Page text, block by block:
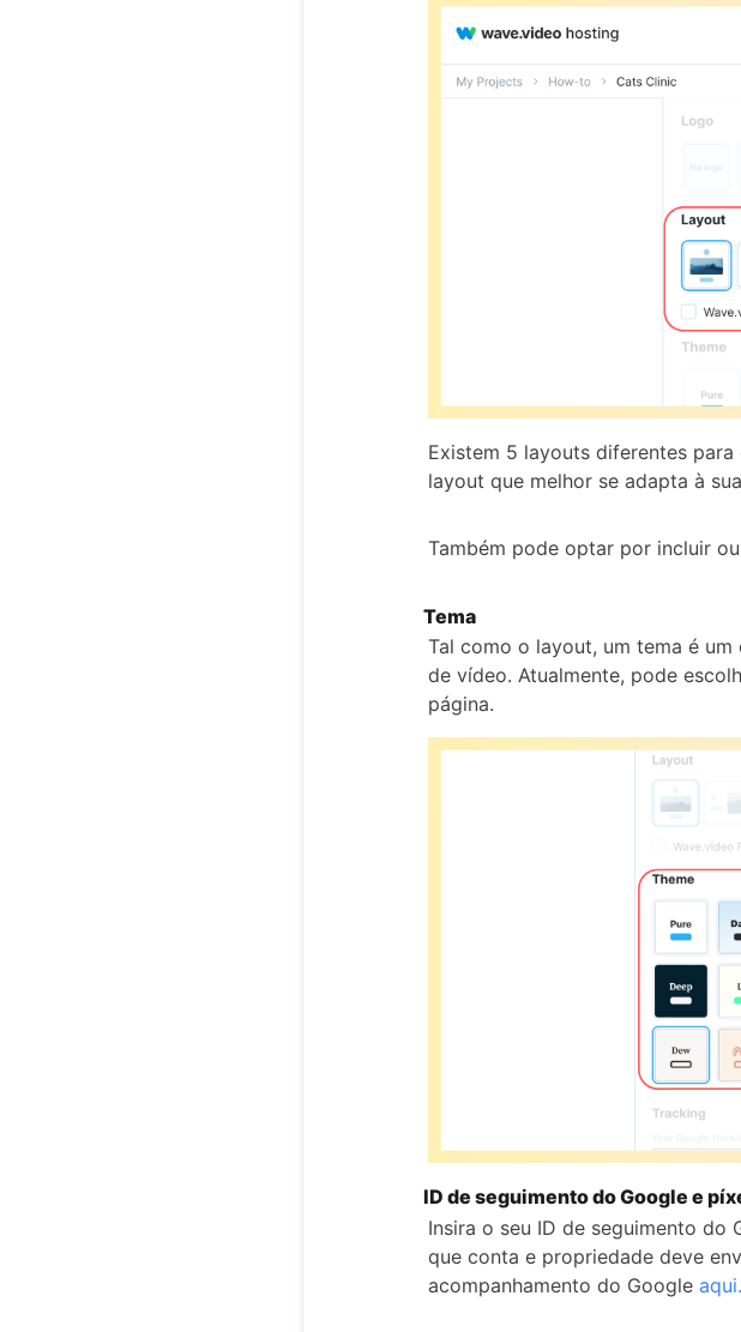
Existem 5 layouts diferentes
layout que melhor se adapta à
Também pode optar por incluir
Tema
Tal como o layout, um tema é
de vídeo. Atualmente, pode
página.
ID de seguimento do Google e
Insira o seu ID de seguimento do
que conta e propriedade deve
acompanhamento do Google aqui.